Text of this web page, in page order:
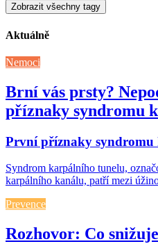
Zobrazit všechny tagy
Aktuálně
Nemoci
Brní vás prsty?
příznaky syndromu
První příznaky
Syndrom karpálního tunelu,
karpálního kanálu, patří mezi
Prevence
Rozhovor: Co